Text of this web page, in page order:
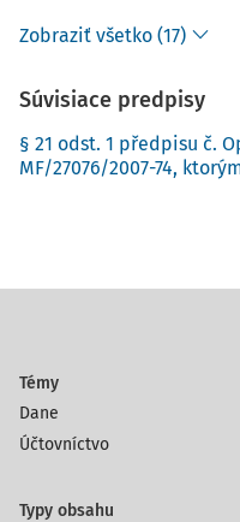
Zobraziť všetko (17)
Súvisiace predpisy
§ 21 odst. 1 předpisu č.
MF/27076/2007-74,
Témy
Dane
Účtovníctvo
Typy obsahu